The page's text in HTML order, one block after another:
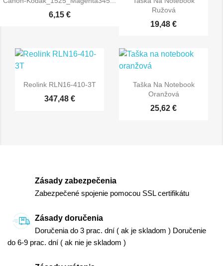
6,15 €
Ružová
19,48 €
Reolink RLN16-410-3T
347,48 €
Taška Na Notebook
Oranžová
25,62 €
Zásady zabezpečenia
Zabezpečené spojenie pomocou SSL certifikátu
Zásady doručenia
Doručenia do 3 prac. dní ( ak je skladom ) Doručenie
do 6-9 prac. dní ( ak nie je skladom )